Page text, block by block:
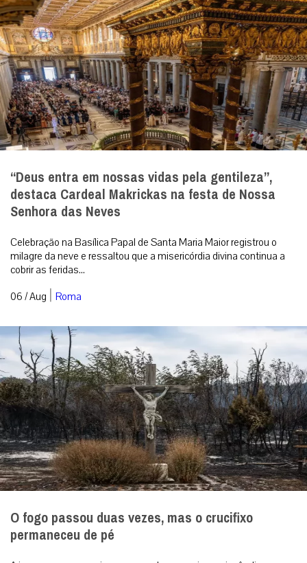
“Deus entra em nossas vidas pela gentileza”,
destaca Cardeal Makrickas na festa de Nossa
Senhora das Neves
Celebração na Basílica Papal de Santa Maria Maior registrou o
milagre da neve e ressaltou que a misericórdia divina continua a
cobrir as feridas...
06 / Aug | Roma
O fogo passou duas vezes, mas o crucifixo
permaneceu de pé